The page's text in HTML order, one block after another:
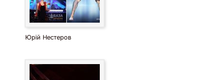
Юрій Нестеров